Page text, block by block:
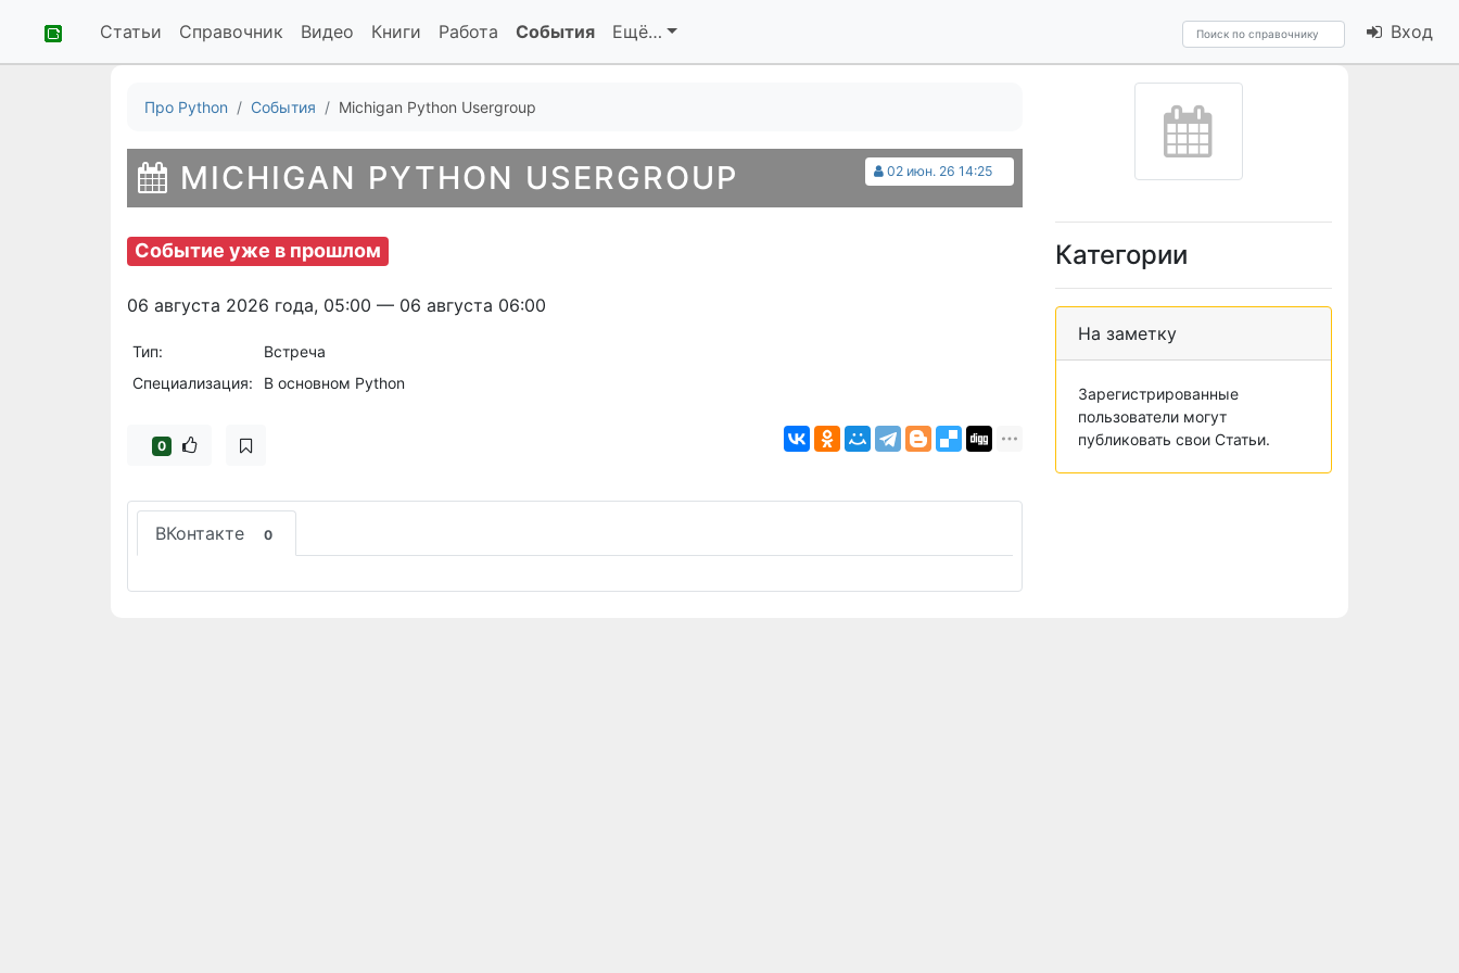
Статьи Справочник Видео Книги Работа События Ещё… Вход
Про Python События Michigan Python Usergroup
02 июн. 26 14:25
MICHIGAN PYTHON USERGROUP
Событие уже в прошлом
06 августа 2026 года, 05:00 — 06 августа 06:00
Тип:
Встреча
Специализация:
В основном Python
0
ВКонтакте 0
Категории
На заметку
Зарегистрированные
пользователи могут
публиковать свои Статьи.